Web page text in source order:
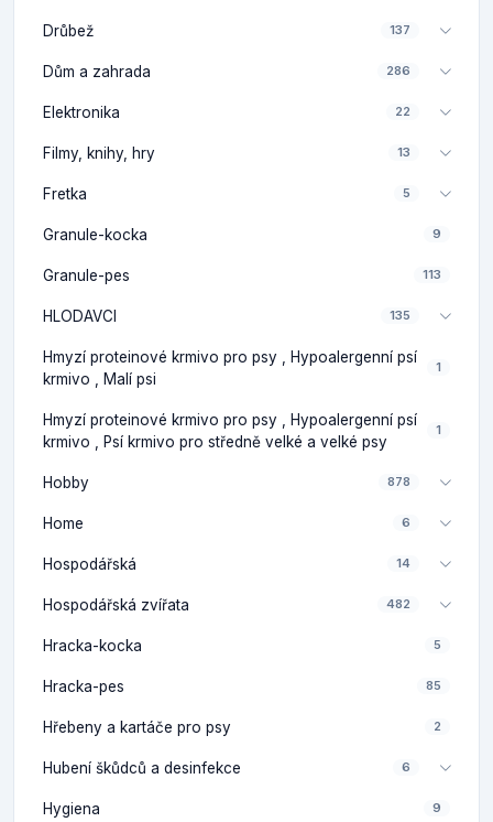
Drůbež 137
Dům a zahrada 286
Elektronika 22
Filmy, knihy, hry 13
Fretka 5
Granule-kocka 9
Granule-pes 113
HLODAVCI 135
Hmyzí proteinové krmivo pro psy , Hypoalergenní psí
krmivo , Malí psi
1
Hmyzí proteinové krmivo pro psy , Hypoalergenní psí
krmivo , Psí krmivo pro středně velké a velké psy
1
Hobby 878
Home 6
Hospodářská 14
Hospodářská zvířata 482
Hracka-kocka 5
Hracka-pes 85
Hřebeny a kartáče pro psy 2
Hubení škůdců a desinfekce 6
Hygiena 9